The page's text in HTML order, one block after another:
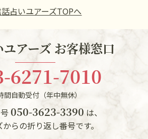
占いユアーズTOPへ
アーズ お客様窓口
6271-7010
間自動受付（年中無休）
050-3623-3390 は、
らの折り返し番号です。